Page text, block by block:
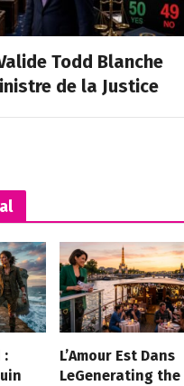
Todd Blanche
de la Justice
:
L’Amour Est Dans
LeGenerating the